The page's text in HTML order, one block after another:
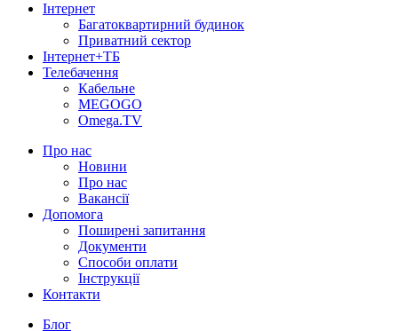
Інтернет
Багатоквартирний будинок
Приватний сектор
Інтернет+ТБ
Телебачення
Кабельне
MEGOGO
Omega.TV
Про нас
Новини
Про нас
Вакансії
Допомога
Поширені запитання
Документи
Способи оплати
Інструкції
Контакти
Блог